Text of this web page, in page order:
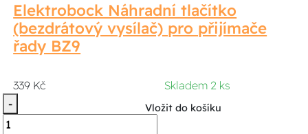
Elektrobock Náhradní tlačítko
(bezdrátový vysílač) pro přijímače
řady BZ9
339 Kč
Skladem 2 ks
-
Vložit do košíku